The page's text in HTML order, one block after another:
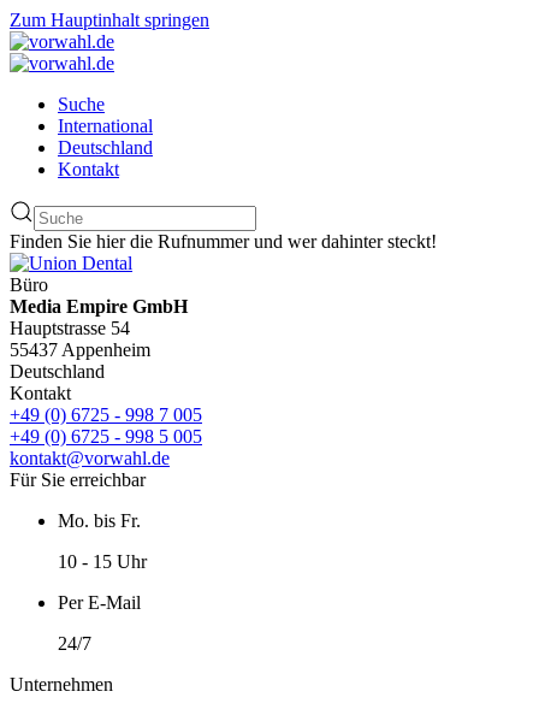
Zum Hauptinhalt springen
Suche
International
Deutschland
Kontakt
Finden Sie hier die Rufnummer und wer dahinter steckt!
Büro
Media Empire GmbH
Hauptstrasse 54
55437 Appenheim
Deutschland
Kontakt
+49 (0) 6725 - 998 7 005
+49 (0) 6725 - 998 5 005
kontakt@vorwahl.de
Für Sie erreichbar
Mo. bis Fr.
10 - 15 Uhr
Per E-Mail
24/7
Unternehmen